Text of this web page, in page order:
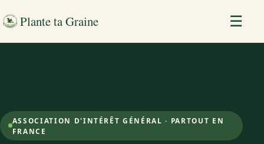
Plante ta Graine ☰
ASSOCIATION D'INTÉRÊT GÉNÉRAL · PARTOUT EN
FRANCE